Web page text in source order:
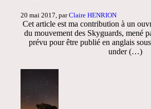
20 mai 2017, parClaire HENRION
Cet article est ma contribution à un
du mouvement des Skyguards, mené
prévu pour être publié en anglais
under (…)